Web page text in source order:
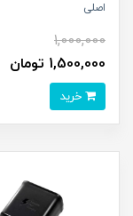
اصلی
1,000,000
1,500,000 تومان